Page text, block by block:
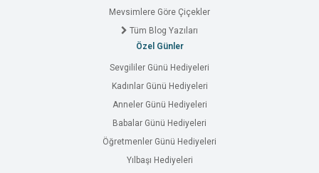
Mevsimlere Göre Çiçekler
Tüm Blog Yazıları
Özel Günler
Sevgililer Günü Hediyeleri
Kadınlar Günü Hediyeleri
Anneler Günü Hediyeleri
Babalar Günü Hediyeleri
Öğretmenler Günü Hediyeleri
Yılbaşı Hediyeleri